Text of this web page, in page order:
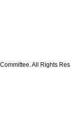
All Rights Res